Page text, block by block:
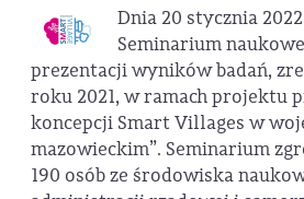
Dnia 20 stycznia
Seminarium
prezentacji wyników badań,
roku 2021, w ramach projektu
koncepcji Smart Villages w
mazowieckim”. Seminarium
190 osób ze środowiska